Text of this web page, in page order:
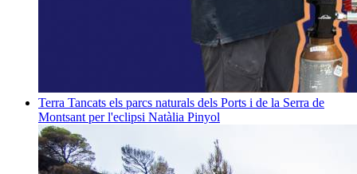
Terra Tancats els parcs naturals dels Ports i de la Serra de
Montsant per l'eclipsi Natàlia Pinyol